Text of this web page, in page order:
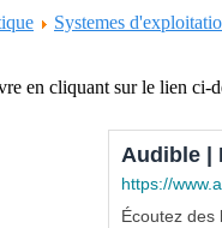
Systemes
en cliquant sur le lien ci-
Audible |
https://
Écoutez des